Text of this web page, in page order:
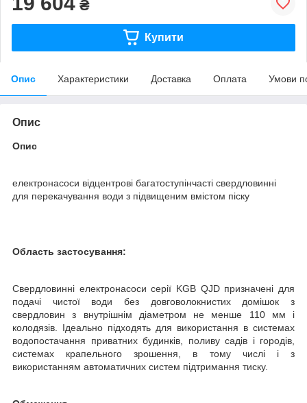
₴
Купити
Опис Характеристики Доставка Оплата Умови
Опис
Опис
електронасоси відцентрові багатоступінчасті свердловинні
для перекачування води з підвищеним вмістом піску
Область застосування:
Свердловинні електронасоси серії KGB QJD призначені для
подачі чистої води без довговолокнистих домішок з
свердловин з внутрішнім діаметром не менше 110 мм і
колодязів. Ідеально підходять для використання в системах
водопостачання приватних будинків, поливу садів і городів,
системах крапельного зрошення, в тому числі і з
використанням автоматичних систем підтримання тиску.